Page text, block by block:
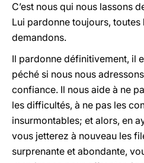
C’est nous qui nous lassons
Lui pardonne toujours, toutes
demandons.
Il pardonne définitivement, il
péché si nous nous
confiance. Il nous aide à ne
les difficultés, à ne pas les
insurmontables; et alors, en
vous jetterez à nouveau les
surprenante et abondante,